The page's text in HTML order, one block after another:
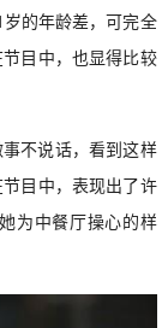
的年龄差，可完全
目中，也显得比较
不说话，看到这样
目中，表现出了许
为中餐厅操心的样